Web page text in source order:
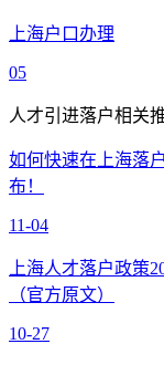
上海户口办理
05
人才引进落户相关
如何快速在上海落
布！
11-04
上海人才落户政策
（官方原文）
10-27